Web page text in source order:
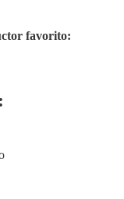
favorito: